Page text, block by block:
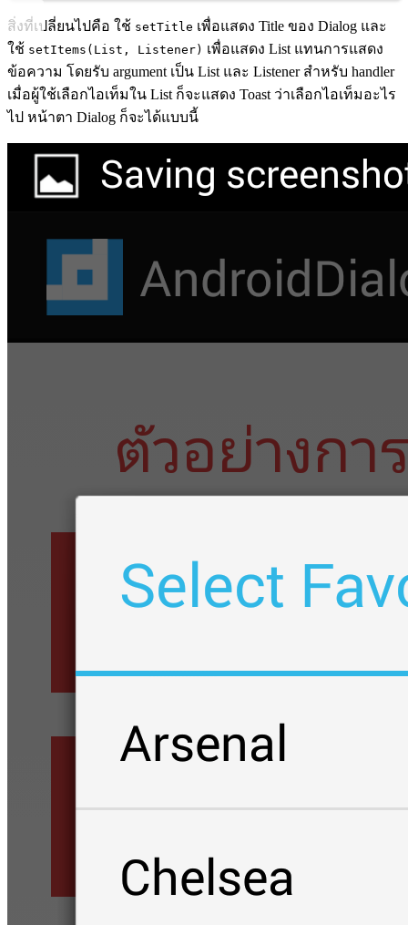
สิ่งที่เปลี่ยนไปคือ ใช้ setTitle เพื่อแสดง Title ของ Dialog และ
ใช้ setItems(List, Listener) เพื่อแสดง List แทนการแสดง
ข้อความ โดยรับ argument เป็น List และ Listener สำหรับ handler
เมื่อผู้ใช้เลือกไอเท็มใน List ก็จะแสดง Toast ว่าเลือกไอเท็มอะไร
ไป หน้าตา Dialog ก็จะได้แบบนี้